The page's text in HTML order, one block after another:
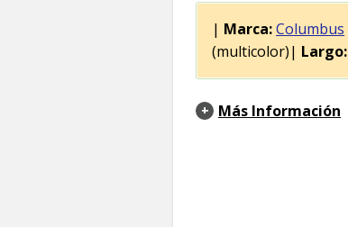
| Marca:Columbus
(multicolor)| Largo:
Más Información